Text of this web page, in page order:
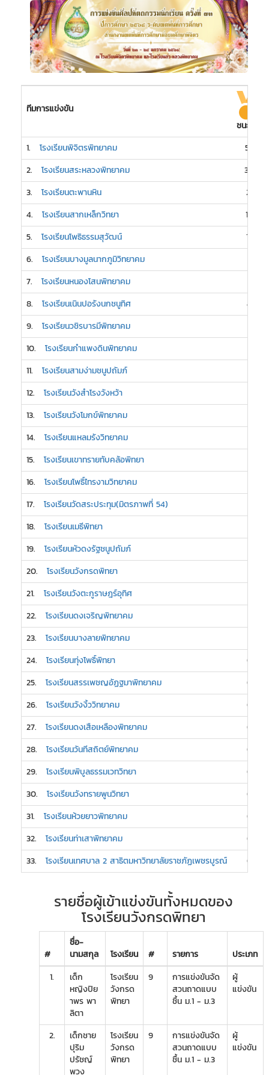
ทีมการแข่งขัน
ชนะเลิศ
1. โรงเรียนพิจิตรพิทยาคม
58
2. โรงเรียนสระหลวงพิทยาคม
30
3. โรงเรียนตะพานหิน
21
4. โรงเรียนสากเหล็กวิทยา
16
5. โรงเรียนโพธิธรรมสุวัฒน์
15
6. โรงเรียนบางมูลนากภูมิวิทยาคม
7. โรงเรียนหนองโสนพิทยาคม
8. โรงเรียนเนินปอรังนกชนูทิศ
4
9. โรงเรียนวชิรบารมีพิทยาคม
10. โรงเรียนกำแพงดินพิทยาคม
11. โรงเรียนสามง่ามชนูปถัมภ์
12. โรงเรียนวังสำโรงวังหว้า
13. โรงเรียนวังโมกข์พิทยาคม
14. โรงเรียนแหลมรังวิทยาคม
15. โรงเรียนเขาทรายทับคล้อพิทยา
16. โรงเรียนโพธิ์ไทรงามวิทยาคม
17. โรงเรียนวัดสระประทุม(มิตรภาพที่ 54)
18. โรงเรียนเมธีพิทยา
19. โรงเรียนหัวดงรัฐชนูปถัมภ์
20. โรงเรียนวังกรดพิทยา
21. โรงเรียนวังตะกูราษฎร์อุทิศ
22. โรงเรียนดงเจริญพิทยาคม
23. โรงเรียนบางลายพิทยาคม
24. โรงเรียนทุ่งโพธิ์พิทยา
0
25. โรงเรียนสรรเพชญอัฏฐมาพิทยาคม
0
26. โรงเรียนวังงิ้ววิทยาคม
0
27. โรงเรียนดงเสือเหลืองพิทยาคม
0
28. โรงเรียนวันทีสถิตย์พิทยาคม
0
29. โรงเรียนพิบูลธรรมเวทวิทยา
0
30. โรงเรียนวังทรายพูนวิทยา
0
31. โรงเรียนห้วยยาวพิทยาคม
0
32. โรงเรียนท่าเสาพิทยาคม
0
33. โรงเรียนเทศบาล 2 สาธิตมหาวิทยาลัยราชภัฏเพชรบูรณ์ 0
รายชื่อผู้เข้าแข่งขันทั้งหมดของ
โรงเรียนวังกรดพิทยา
#
ชื่อ-
นามสกุล
โรงเรียน # รายการ
ประเภท
1.
เด็ก
หญิงปิย
าพร พา
ลิตา
โรงเรียน
วังกรด
พิทยา
9
การแข่งขันจัด
สวนถาดแบบ
ชื้น ม.1 - ม.3
ผู้
แข่งขัน
2.
เด็กชาย
ปุริม
ปรัชญ์
พวง
โรงเรียน
วังกรด
พิทยา
9
การแข่งขันจัด
สวนถาดแบบ
ชื้น ม.1 - ม.3
ผู้
แข่งขัน